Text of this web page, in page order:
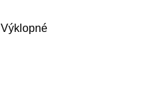
Výklopné